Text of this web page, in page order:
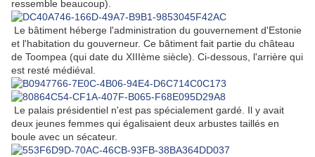
ressemble beaucoup).
Le bâtiment héberge l'administration du gouvernement d'Estonie
et l'habitation du gouverneur. Ce bâtiment fait partie du château
de Toompea (qui date du XIIIème siècle). Ci-dessous, l'arrière qui
est resté médiéval.
Le palais présidentiel n'est pas spécialement gardé. Il y avait
deux jeunes femmes qui égalisaient deux arbustes taillés en
boule avec un sécateur.